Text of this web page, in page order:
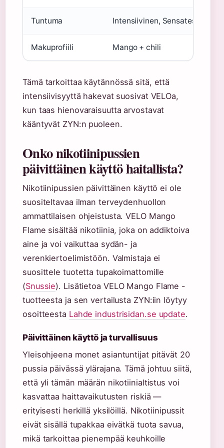
Tuntuma Intensiivinen, Sensates™
Makuprofiili Mango + chili
Tämä tarkoittaa käytännössä sitä, että
intensiivisyyttä hakevat suosivat VELOa,
kun taas hienovaraisuutta arvostavat
kääntyvät ZYN:n puoleen.
Onko nikotiinipussien
päivittäinen käyttö haitallista?
Nikotiinipussien päivittäinen käyttö ei ole
suositeltavaa ilman terveydenhuollon
ammattilaisen ohjeistusta. VELO Mango
Flame sisältää nikotiinia, joka on addiktoiva
aine ja voi vaikuttaa sydän- ja
verenkiertoelimistöön. Valmistaja ei
suosittele tuotetta tupakoimattomille
(Snussie). Lisätietoa VELO Mango Flame -
tuotteesta ja sen vertailusta ZYN:iin löytyy
osoitteesta Lahde industrisidan.se update.
Päivittäinen käyttö ja turvallisuus
Yleisohjeena monet asiantuntijat pitävät 20
pussia päivässä ylärajana. Tämä johtuu siitä,
että yli tämän määrän nikotiinialtistus voi
kasvattaa haittavaikutusten riskiä —
erityisesti herkillä yksilöillä. Nikotiinipussit
eivät sisällä tupakkaa eivätkä tuota savua,
mikä tarkoittaa pienempää keuhkoille